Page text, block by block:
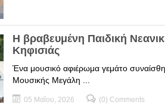
Η βραβευμένη Παιδική
Κηφισιάς
Ένα μουσικό αφιέρωμα γεμάτο
Μουσικής Μεγάλη ...
05 Μαΐου, 2026 (0) Comments